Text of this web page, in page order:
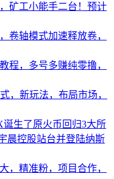
矿工小能手二台！预计
卷轴模式加速释放卷，
程，多号多赚纯零撸，
，新玩法，布局市场，
生了原火币回归3大所
晨控股站台并登陆纳斯
，精准粉，项目合作，